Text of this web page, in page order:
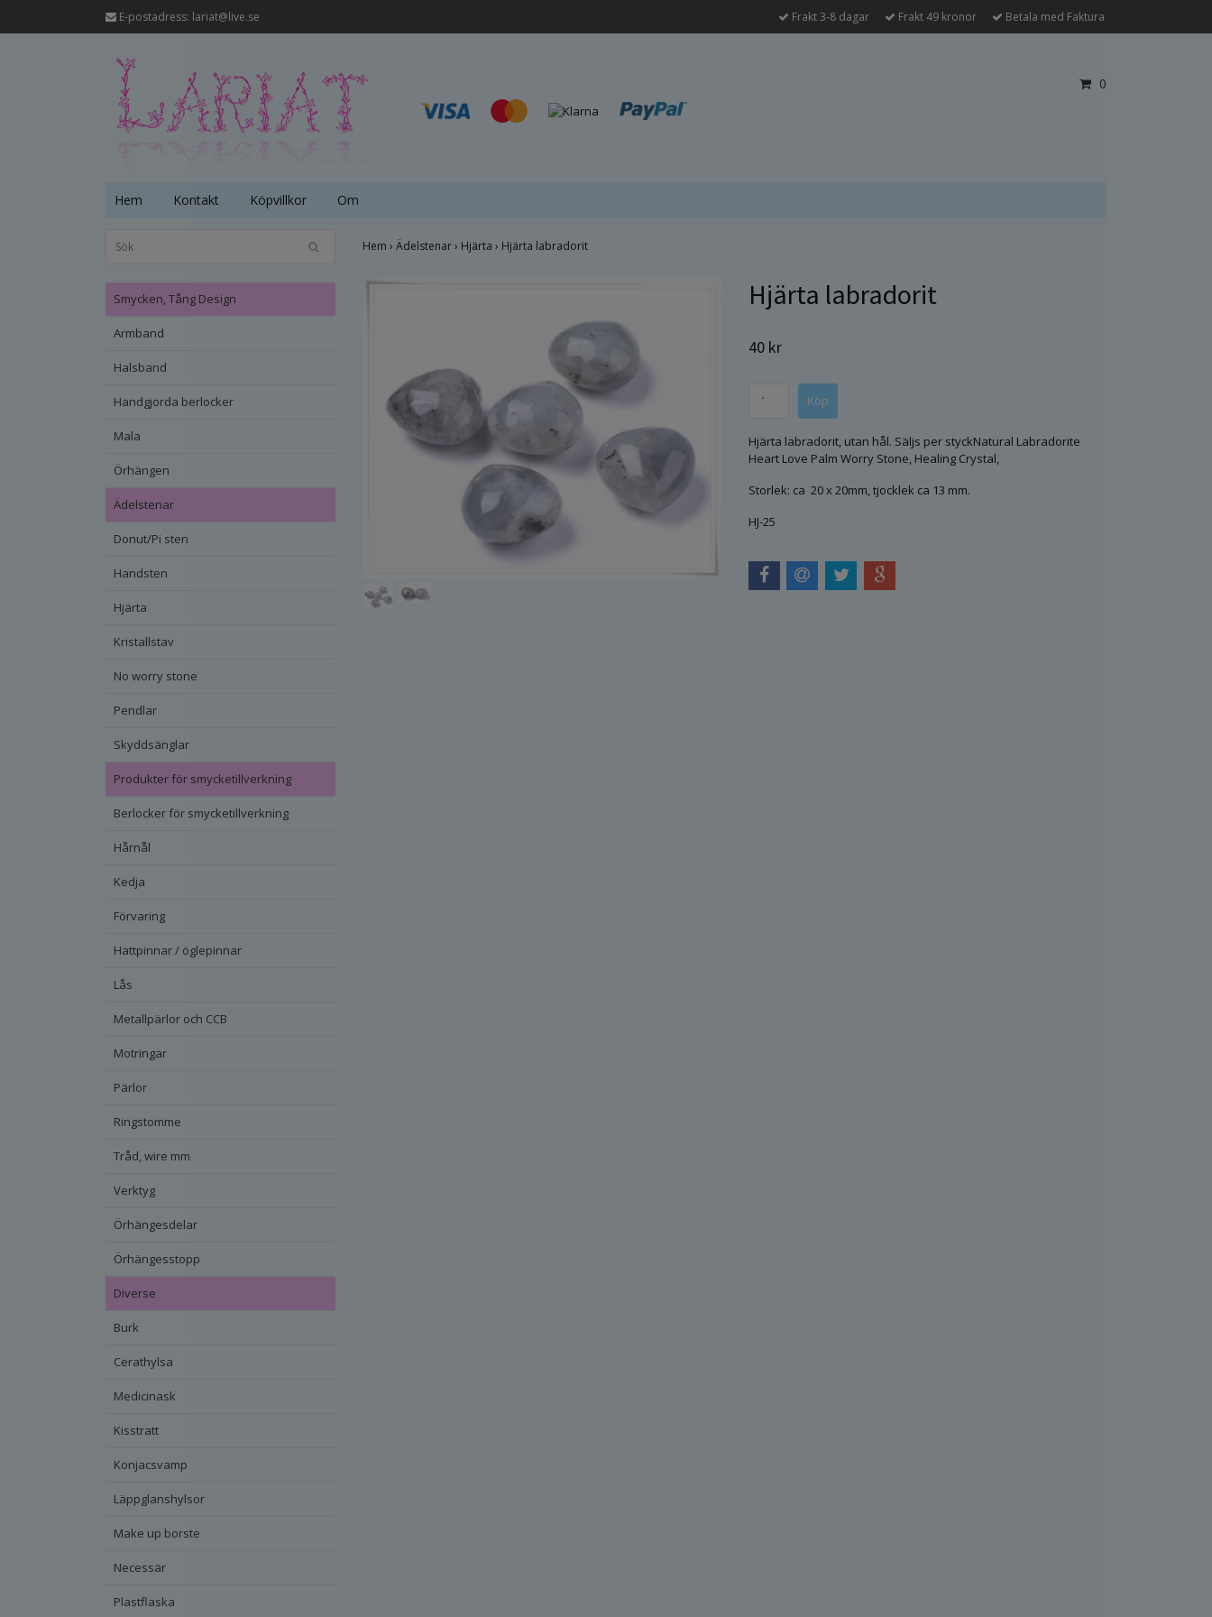
E-postadress: lariat@live.se Frakt 3-8 dagar Frakt 49 kronor Betala med Faktura
0
Hem Kontakt Köpvillkor Om
Smycken, Tång Design
Armband
Halsband
Handgjorda berlocker
Mala
Örhängen
Ädelstenar
Donut/Pi sten
Handsten
Hjärta
Kristallstav
No worry stone
Pendlar
Skyddsänglar
Produkter för smycketillverkning
Berlocker för smycketillverkning
Hårnål
Kedja
Förvaring
Hattpinnar / öglepinnar
Lås
Metallpärlor och CCB
Motringar
Pärlor
Ringstomme
Tråd, wire mm
Verktyg
Örhängesdelar
Örhängesstopp
Diverse
Burk
Cerathylsa
Medicinask
Kisstratt
Konjacsvamp
Läppglanshylsor
Make up borste
Necessär
Plastflaska
Hem › Ädelstenar› Hjärta › Hjärta labradorit
Hjärta labradorit
40 kr
Hjärta labradorit, utan hål. Säljs per styckNatural Labradorite
Heart Love Palm Worry Stone, Healing Crystal,
Storlek: ca 20 x 20mm, tjocklek ca 13 mm.
HJ-25